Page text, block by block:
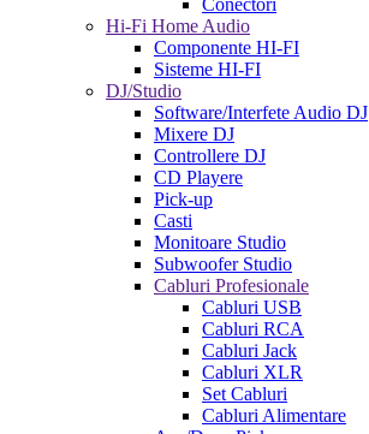
Conectori
Hi-Fi Home Audio
Componente HI-FI
Sisteme HI-FI
DJ/Studio
Software/Interfete Audio DJ
Mixere DJ
Controllere DJ
CD Playere
Pick-up
Casti
Monitoare Studio
Subwoofer Studio
Cabluri Profesionale
Cabluri USB
Cabluri RCA
Cabluri Jack
Cabluri XLR
Set Cabluri
Cabluri Alimentare